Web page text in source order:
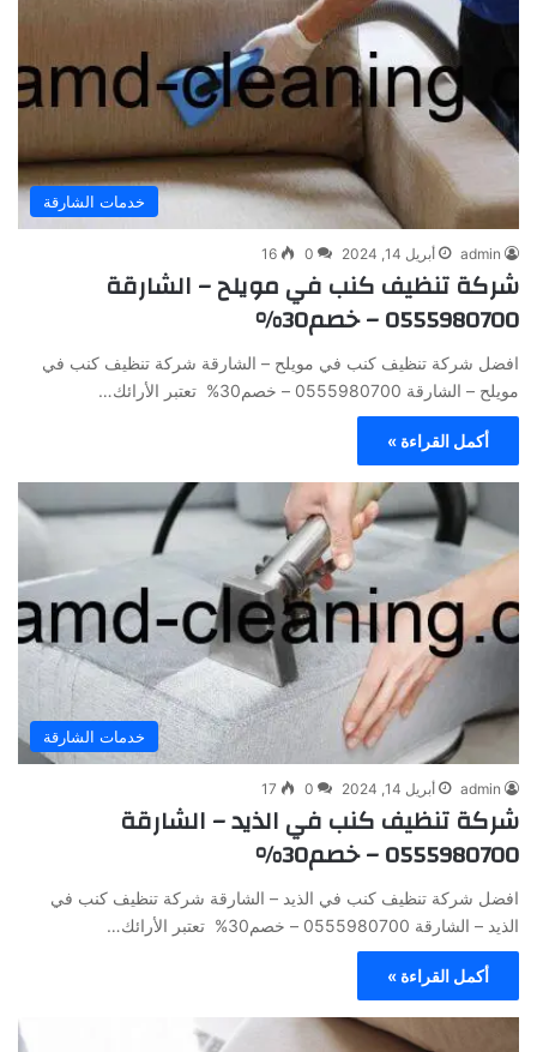
خدمات الشارقة
admin أبريل 14, 2024 0
16
شركة تنظيف كنب في مويلح – الشارقة
0555980700 – خصم30%
افضل شركة تنظيف كنب في مويلح – الشارقة شركة تنظيف كنب في
مويلح – الشارقة 0555980700 – خصم30% تعتبر الأرائك…
أكمل القراءة »
خدمات الشارقة
admin أبريل 14, 2024 0
17
شركة تنظيف كنب في الذيد – الشارقة
0555980700 – خصم30%
افضل شركة تنظيف كنب في الذيد – الشارقة شركة تنظيف كنب في
الذيد – الشارقة 0555980700 – خصم30% تعتبر الأرائك…
أكمل القراءة »